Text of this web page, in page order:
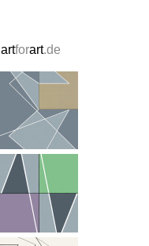
artforart.de